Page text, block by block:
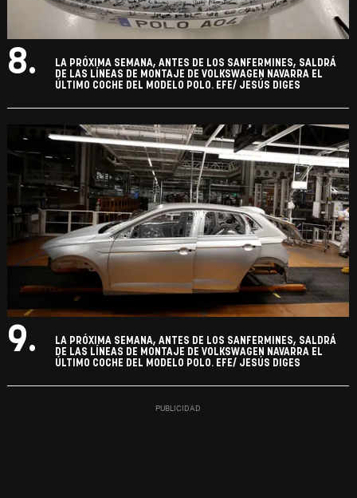
8.
LA PRÓXIMA SEMANA, ANTES DE LOS SANFERMINES, SALDRÁ
DE LAS LÍNEAS DE MONTAJE DE VOLKSWAGEN NAVARRA EL
ÚLTIMO COCHE DEL MODELO POLO. EFE/ JESÚS DIGES
9.
LA PRÓXIMA SEMANA, ANTES DE LOS SANFERMINES, SALDRÁ
DE LAS LÍNEAS DE MONTAJE DE VOLKSWAGEN NAVARRA EL
ÚLTIMO COCHE DEL MODELO POLO. EFE/ JESÚS DIGES